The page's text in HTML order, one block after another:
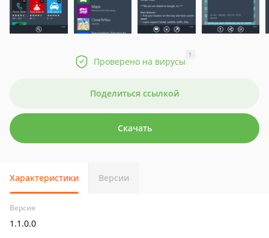
Проверено на вирусы
?
Поделиться ссылкой
Скачать
Характеристики Версии
Версия
1.1.0.0